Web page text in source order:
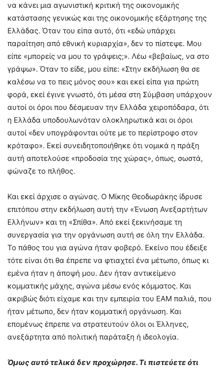
να κάνει μια αγωνιστική κριτική της οικονομικής
κατάστασης γενικώς και της οικονομικής εξάρτησης της
Ελλάδας. Όταν του είπα αυτό, ότι «εδώ υπάρχει
παραίτηση από εθνική κυριαρχία», δεν το πίστεψε. Μου
είπε «μπορείς να μου το γράψεις;». Λέω «βεβαίως, να στο
γράψω». Όταν το είδε, μου είπε: «Στην εκδήλωση θα σε
καλέσω να το πεις μόνος σου» και εκεί είπα για πρώτη
φορά, εκεί έγινε γνωστό, ότι μέσα στη Σύμβαση υπάρχουν
αυτοί οι όροι που δέσμευαν την Ελλάδα χειροπόδαρα, ότι
η Ελλάδα υποδουλωνόταν ολοκληρωτικά και οι όροι
αυτοί «δεν υπογράφονται ούτε με το περίστροφο στον
κρόταφο». Εκεί συνειδητοποιήθηκε ότι νομικά η πράξη
αυτή αποτελούσε «προδοσία της χώρας», όπως, σωστά,
φώναζε το πλήθος.
Και εκεί άρχισε ο αγώνας. Ο Μίκης Θεοδωράκης ίδρυσε
επιτόπου στην εκδήλωση αυτή την «Ένωση Ανεξαρτήτων
Ελλήνων» και τη «Σπίθα». Από εκεί ξεκινήσαμε τη
συνεργασία για την οργάνωση αυτή σε όλη την Ελλάδα.
Το πάθος του για αγώνα ήταν φοβερό. Εκείνο που έδειξε
τότε είναι ότι θα έπρεπε να φτιαχτεί ένα μέτωπο, όπως κι
εμένα ήταν η άποψή μου. Δεν ήταν αντικείμενο
κομματικής μάχης, αγώνα μέσω ενός κόμματος. Και
ακριβώς διότι είχαμε και την εμπειρία του ΕΑΜ παλιά, που
ήταν μέτωπο, δεν ήταν κομματική οργάνωση. Και
επομένως έπρεπε να στρατευτούν όλοι οι Έλληνες,
ανεξάρτητα από πολιτική παράταξη ή ιδεολογία.
Όμως αυτό τελικά δεν προχώρησε. Τι πιστεύετε ότι